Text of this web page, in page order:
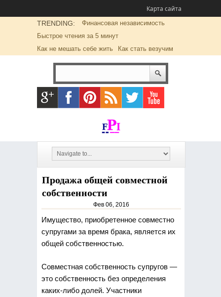
Карта сайта
TRENDING:
Финансовая независимость
Быстрое чтения за 5 минут
Как не мешать себе жить
Как стать везучим
Продажа общей совместной
собственности
Фев 06, 2016
Имущество, приобретенное совместно
супругами за время брака, является их
общей собственностью.
Совместная собственностьсупругов —
это собственность без определения
каких-либо долей. Участники